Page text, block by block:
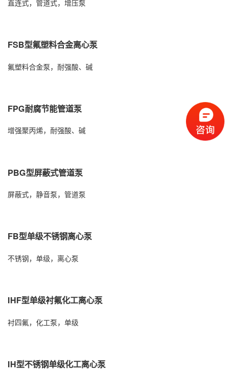
直连式，管道式，增压泵
FSB型氟塑料合金离心泵
氟塑料合金泵，耐强酸、碱
FPG耐腐节能管道泵
增强聚丙烯，耐强酸、碱
PBG型屏蔽式管道泵
屏蔽式，静音泵，管道泵
FB型单级不锈钢离心泵
不锈钢，单级，离心泵
IHF型单级衬氟化工离心泵
衬四氟，化工泵，单级
IH型不锈钢单级化工离心泵